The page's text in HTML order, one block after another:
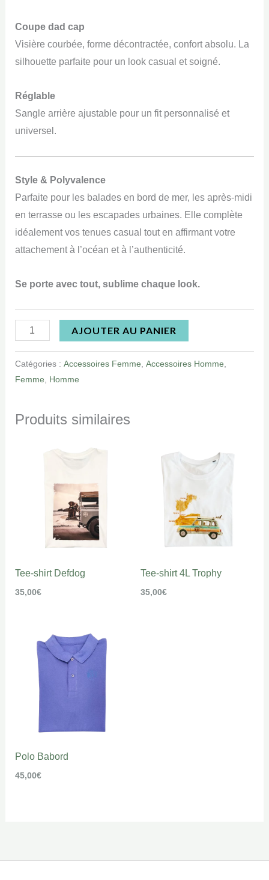
Coupe dad cap
Visière courbée, forme décontractée, confort absolu. La
silhouette parfaite pour un look casual et soigné.
Réglable
Sangle arrière ajustable pour un fit personnalisé et
universel.
Style & Polyvalence
Parfaite pour les balades en bord de mer, les après-midi
en terrasse ou les escapades urbaines. Elle complète
idéalement vos tenues casual tout en affirmant votre
attachement à l’océan et à l’authenticité.
Se porte avec tout, sublime chaque look.
AJOUTER AU PANIER
Catégories : Accessoires Femme, Accessoires Homme,
Femme, Homme
Produits similaires
Tee-shirt Defdog
35,00€
Tee-shirt 4L Trophy
35,00€
Polo Babord
45,00€